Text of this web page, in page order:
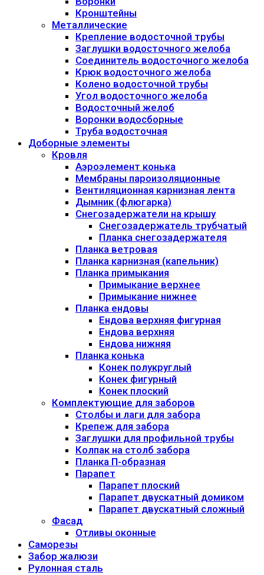
Кронштейны
Металлические
Крепление водосточной трубы
Заглушки водосточного желоба
Соединитель водосточного желоба
Крюк водосточного желоба
Колено водосточной трубы
Угол водосточного желоба
Водосточный желоб
Воронки водосборные
Труба водосточная
Доборные элементы
Кровля
Аэроэлемент конька
Мембраны пароизоляционные
Вентиляционная карнизная лента
Дымник (флюгарка)
Снегозадержатели на крышу
Снегозадержатель трубчатый
Планка снегозадержателя
Планка ветровая
Планка карнизная (капельник)
Планка примыкания
Примыкание верхнее
Примыкание нижнее
Планка ендовы
Ендова верхняя фигурная
Ендова верхняя
Ендова нижняя
Планка конька
Конек полукруглый
Конек фигурный
Конек плоский
Комплектующие для заборов
Столбы и лаги для забора
Крепеж для забора
Заглушки для профильной трубы
Колпак на столб забора
Планка П-образная
Парапет
Парапет плоский
Парапет двускатный домиком
Парапет двускатный сложный
Фасад
Отливы оконные
Саморезы
Забор жалюзи
Рулонная сталь